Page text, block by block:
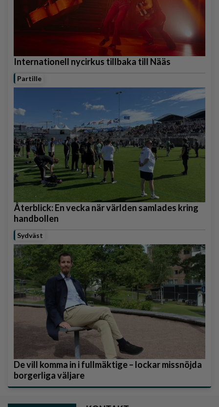
Internationell nycirkus tillbaka till Nääs
Partille
Återblick: En vecka när världen samlades kring
handbollen
Sydväst
De vill komma in i fullmäktige – lockar missnöjda
borgerliga väljare